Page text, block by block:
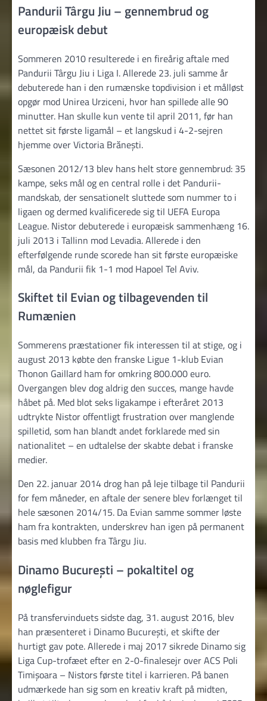
Pandurii Târgu Jiu – gennembrud og
europæisk debut
Sommeren 2010 resulterede i en fireårig aftale med
Pandurii Târgu Jiu i Liga I. Allerede 23. juli samme år
debuterede han i den rumænske topdivision i et målløst
opgør mod Unirea Urziceni, hvor han spillede alle 90
minutter. Han skulle kun vente til april 2011, før han
nettet sit første ligamål – et langskud i 4-2-sejren
hjemme over Victoria Brănești.
Sæsonen 2012/13 blev hans helt store gennembrud: 35
kampe, seks mål og en central rolle i det Pandurii-
mandskab, der sensationelt sluttede som nummer to i
ligaen og dermed kvalificerede sig til UEFA Europa
League. Nistor debuterede i europæisk sammenhæng 16.
juli 2013 i Tallinn mod Levadia. Allerede i den
efterfølgende runde scorede han sit første europæiske
mål, da Pandurii fik 1-1 mod Hapoel Tel Aviv.
Skiftet til Evian og tilbagevenden til
Rumænien
Sommerens præstationer fik interessen til at stige, og i
august 2013 købte den franske Ligue 1-klub Evian
Thonon Gaillard ham for omkring 800.000 euro.
Overgangen blev dog aldrig den succes, mange havde
håbet på. Med blot seks ligakampe i efteråret 2013
udtrykte Nistor offentligt frustration over manglende
spilletid, som han blandt andet forklarede med sin
nationalitet – en udtalelse der skabte debat i franske
medier.
Den 22. januar 2014 drog han på leje tilbage til Pandurii
for fem måneder, en aftale der senere blev forlænget til
hele sæsonen 2014/15. Da Evian samme sommer løste
ham fra kontrakten, underskrev han igen på permanent
basis med klubben fra Târgu Jiu.
Dinamo București – pokaltitel og
nøglefigur
På transfervinduets sidste dag, 31. august 2016, blev
han præsenteret i Dinamo București, et skifte der
hurtigt gav pote. Allerede i maj 2017 sikrede Dinamo sig
Liga Cup-trofæet efter en 2-0-finalesejr over ACS Poli
Timișoara – Nistors første titel i karrieren. På banen
udmærkede han sig som en kreativ kraft på midten,